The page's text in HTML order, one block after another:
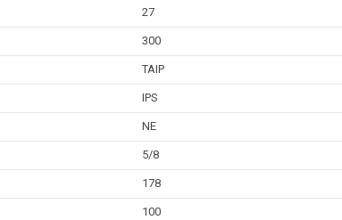
27
300
TAIP
IPS
NE
5/8
178
100